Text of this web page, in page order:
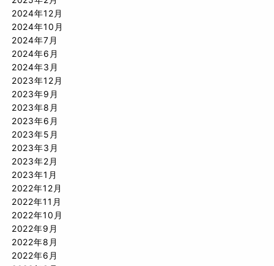
2024年12月
2024年10月
2024年7月
2024年6月
2024年3月
2023年12月
2023年9月
2023年8月
2023年6月
2023年5月
2023年3月
2023年2月
2023年1月
2022年12月
2022年11月
2022年10月
2022年9月
2022年8月
2022年6月